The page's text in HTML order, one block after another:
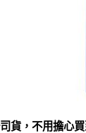
貨，不用擔心